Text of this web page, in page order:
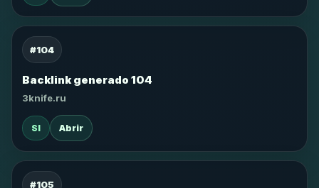
#104
Backlink generado 104
3knife.ru
SI Abrir
#105